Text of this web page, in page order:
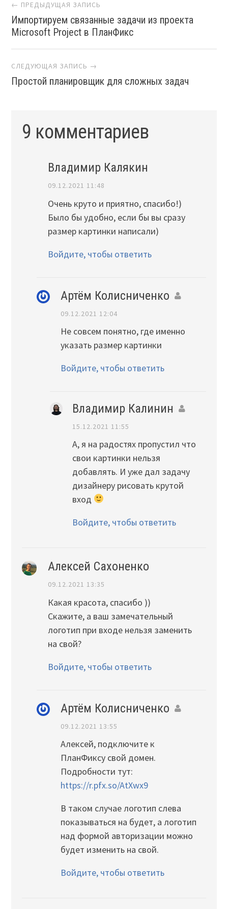
← ПРЕДЫДУЩАЯ ЗАПИСЬ
Импортируем связанные задачи из проекта
Microsoft Project в ПланФикс
СЛЕДУЮЩАЯ ЗАПИСЬ →
Простой планировщик для сложных задач
9 комментариев
Владимир Калякин
09.12.2021 11:48
Очень круто и приятно, спасибо!)
Было бы удобно, если бы вы сразу
размер картинки написали)
Войдите, чтобы ответить
Артём Колисниченко
09.12.2021 12:04
Не совсем понятно, где именно
указать размер картинки
Войдите, чтобы ответить
Владимир Калинин
15.12.2021 11:55
А, я на радостях пропустил что
свои картинки нельзя
добавлять. И уже дал задачу
дизайнеру рисовать крутой
вход
Войдите, чтобы ответить
Алексей Сахоненко
09.12.2021 13:35
Какая красота, спасибо ))
Скажите, а ваш замечательный
логотип при входе нельзя заменить
на свой?
Войдите, чтобы ответить
Артём Колисниченко
09.12.2021 13:55
Алексей, подключите к
ПланФиксу свой домен.
Подробности тут:
https://r.pfx.so/AtXwx9
В таком случае логотип слева
показываться на будет, а логотип
над формой авторизации можно
будет изменить на свой.
Войдите, чтобы ответить